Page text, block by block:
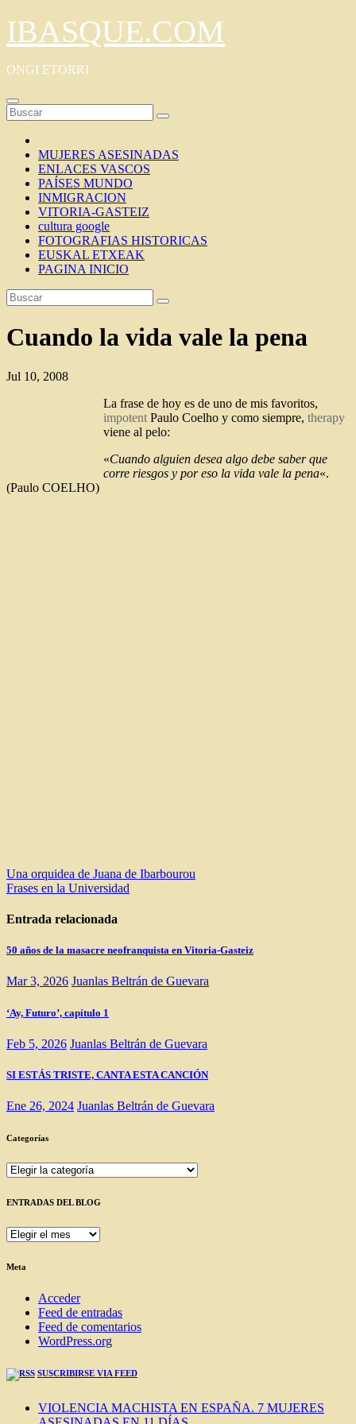
Saltar
contenido
IBASQUE.COM
ONGI ETORRI
MUJERES ASESINADAS
ENLACES VASCOS
PAÍSES MUNDO
INMIGRACION
VITORIA-GASTEIZ
cultura google
FOTOGRAFIAS HISTORICAS
EUSKAL ETXEAK
PAGINA INICIO
Cuando la vida vale la pena
Jul 10, 2008
La frase de hoy es de uno de mis favoritos,
impotent Paulo Coelho y como siempre, therapy
viene al pelo:
«Cuando alguien desea algo debe saber que
corre riesgos y por eso la vida vale la pena«.
(Paulo COELHO)
Navegación
de
entradas
Una orquidea de Juana de Ibarbourou
Frases en la Universidad
Entrada relacionada
50 años de la masacre neofranquista en Vitoria-Gasteiz
Mar 3, 2026 Juanlas Beltrán de Guevara
‘Ay, Futuro’, capítulo 1
Feb 5, 2026 Juanlas Beltrán de Guevara
SI ESTÁS TRISTE, CANTA ESTA CANCIÓN
Ene 26, 2024 Juanlas Beltrán de Guevara
Categorías
Categorías
ENTRADAS DEL BLOG
ENTRADAS
BLOG
Meta
Acceder
Feed de entradas
Feed de comentarios
WordPress.org
SUSCRIBIRSE VIA FEED
VIOLENCIA MACHISTA EN ESPAÑA. 7 MUJERES